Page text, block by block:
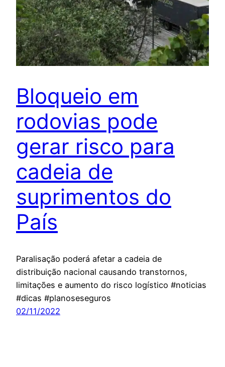
Bloqueio em
rodovias pode
gerar risco para
cadeia de
suprimentos do
País
Paralisação poderá afetar a cadeia de
distribuição nacional causando transtornos,
limitações e aumento do risco logístico #noticias
#dicas #planoseseguros
02/11/2022